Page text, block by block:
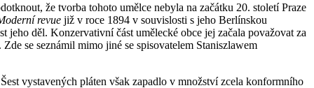
že tvorba tohoto umělce nebyla na začátku 20. století Praze
revue již v roce 1894 v souvislosti s jeho Berlínskou
děl. Konzervativní část umělecké obce jej začala považovat za
se seznámil mimo jiné se spisovatelem Staniszlawem
vystavených pláten však zapadlo v množství zcela konformního